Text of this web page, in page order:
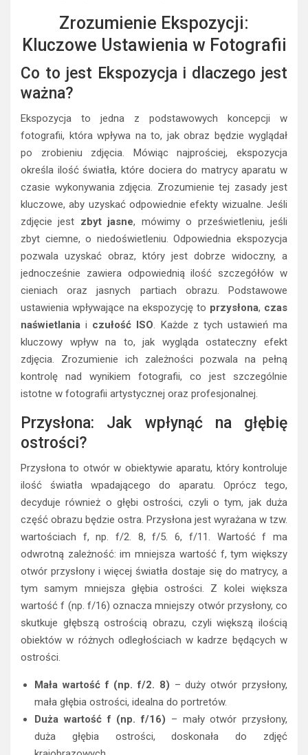
Zrozumienie Ekspozycji:
Kluczowe Ustawienia w Fotografii
Co to jest Ekspozycja i dlaczego jest
ważna?
Ekspozycja to jedna z podstawowych koncepcji w
fotografii, która wpływa na to, jak obraz będzie wyglądał
po zrobieniu zdjęcia. Mówiąc najprościej, ekspozycja
określa ilość światła, które dociera do matrycy aparatu w
czasie wykonywania zdjęcia. Zrozumienie tej zasady jest
kluczowe, aby uzyskać odpowiednie efekty wizualne. Jeśli
zdjęcie jest zbyt jasne, mówimy o prześwietleniu, jeśli
zbyt ciemne, o niedoświetleniu. Odpowiednia ekspozycja
pozwala uzyskać obraz, który jest dobrze widoczny, a
jednocześnie zawiera odpowiednią ilość szczegółów w
cieniach oraz jasnych partiach obrazu. Podstawowe
ustawienia wpływające na ekspozycję to przysłona, czas
naświetlania i czułość ISO. Każde z tych ustawień ma
kluczowy wpływ na to, jak wygląda ostateczny efekt
zdjęcia. Zrozumienie ich zależności pozwala na pełną
kontrolę nad wynikiem fotografii, co jest szczególnie
istotne w fotografii artystycznej oraz profesjonalnej.
Przysłona: Jak wpłynąć na głębię
ostrości?
Przysłona to otwór w obiektywie aparatu, który kontroluje
ilość światła wpadającego do aparatu. Oprócz tego,
decyduje również o głębi ostrości, czyli o tym, jak duża
część obrazu będzie ostra. Przysłona jest wyrażana w tzw.
wartościach f, np. f/2. 8, f/5. 6, f/11. Wartość f ma
odwrotną zależność: im mniejsza wartość f, tym większy
otwór przysłony i więcej światła dostaje się do matrycy, a
tym samym mniejsza głębia ostrości. Z kolei większa
wartość f (np. f/16) oznacza mniejszy otwór przysłony, co
skutkuje głębszą ostrością obrazu, czyli większą ilością
obiektów w różnych odległościach w kadrze będących w
ostrości.
Mała wartość f (np. f/2. 8) – duży otwór przysłony,
mała głębia ostrości, idealna do portretów.
Duża wartość f (np. f/16) – mały otwór przysłony,
duża głębia ostrości, doskonała do zdjęć